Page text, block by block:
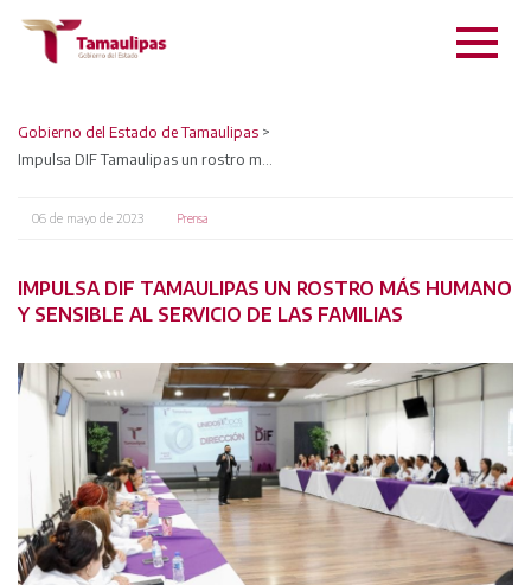
Gobierno del Estado de Tamaulipas >
06 de mayo de 2023 Prensa
IMPULSA DIF TAMAULIPAS UN ROSTRO MÁS HUMANO
Y SENSIBLE AL SERVICIO DE LAS FAMILIAS